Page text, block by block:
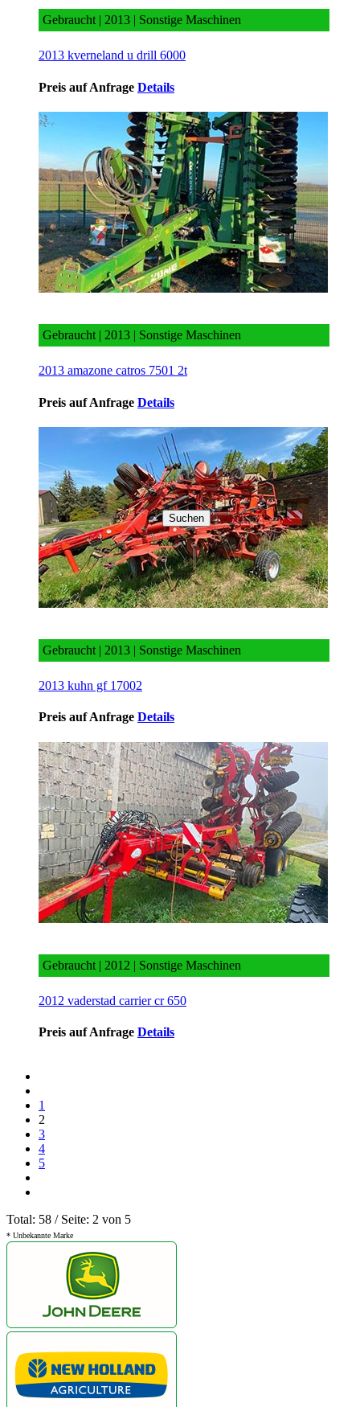
Suchen
Gebraucht | 2013 | Sonstige Maschinen
2013 kverneland u drill 6000
Preis auf Anfrage Details
Gebraucht | 2013 | Sonstige Maschinen
2013 amazone catros 7501 2t
Preis auf Anfrage Details
Gebraucht | 2013 | Sonstige Maschinen
2013 kuhn gf 17002
Preis auf Anfrage Details
Gebraucht | 2012 | Sonstige Maschinen
2012 vaderstad carrier cr 650
Preis auf Anfrage Details
1
2
3
4
5
Total: 58 / Seite: 2 von 5
* Unbekannte Marke